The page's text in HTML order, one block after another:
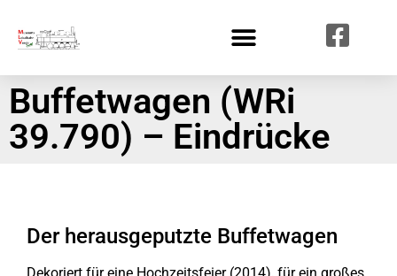
Buffetwagen (WRi
39.790) – Eindrücke
Der herausgeputzte Buffetwagen